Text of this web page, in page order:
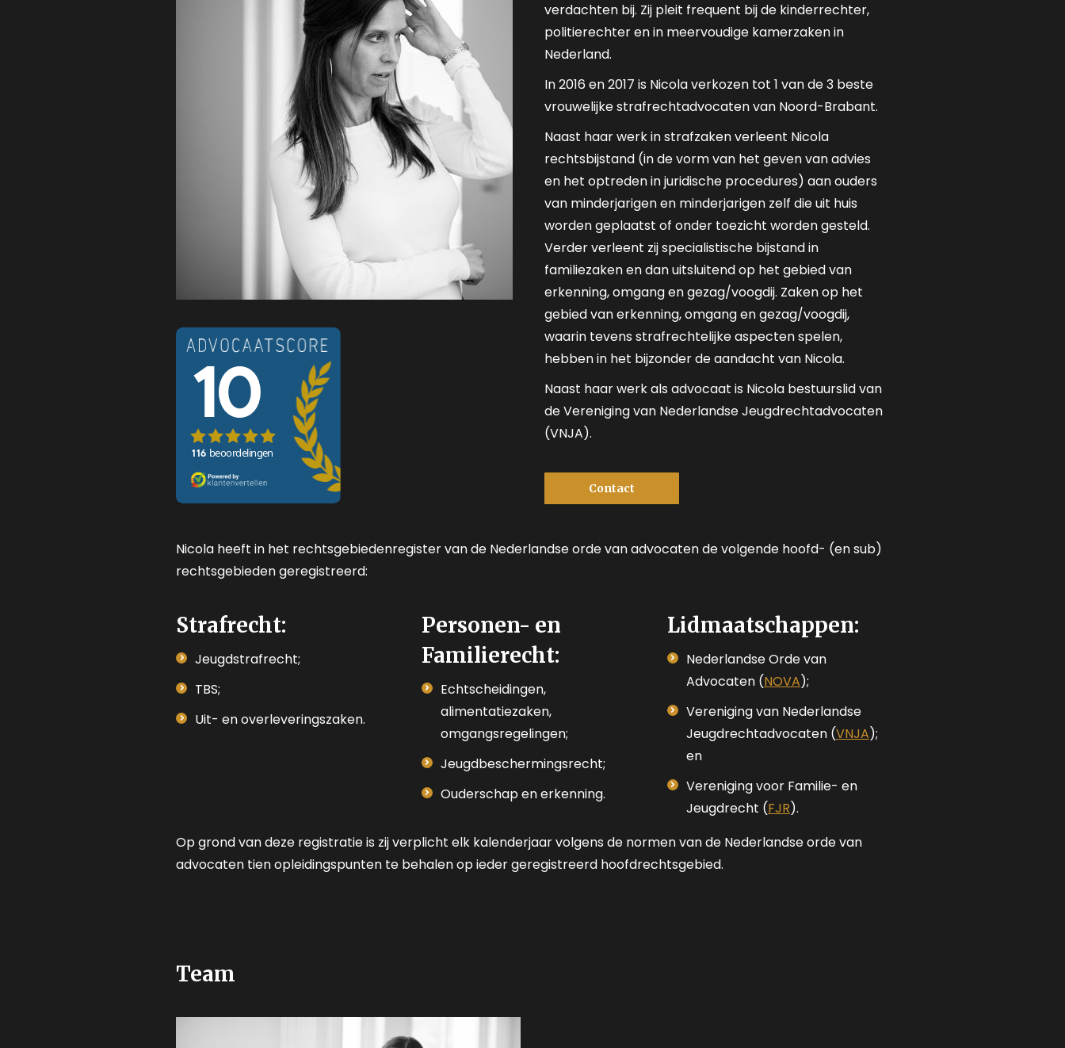
verdachten bij. Zij pleit frequent bij de kinderrechter,
politierechter en in meervoudige kamerzaken in
Nederland.
In 2016 en 2017 is Nicola verkozen tot 1 van de 3 beste
vrouwelijke strafrechtadvocaten van Noord-Brabant.
Naast haar werk in strafzaken verleent Nicola
rechtsbijstand (in de vorm van het geven van advies
en het optreden in juridische procedures) aan ouders
van minderjarigen en minderjarigen zelf die uit huis
worden geplaatst of onder toezicht worden gesteld.
Verder verleent zij specialistische bijstand in
familiezaken en dan uitsluitend op het gebied van
erkenning, omgang en gezag/voogdij. Zaken op het
gebied van erkenning, omgang en gezag/voogdij,
waarin tevens strafrechtelijke aspecten spelen,
hebben in het bijzonder de aandacht van Nicola.
Naast haar werk als advocaat is Nicola bestuurslid van
de Vereniging van Nederlandse Jeugdrechtadvocaten
(VNJA).
Contact
Nicola heeft in het rechtsgebiedenregister van de Nederlandse orde van advocaten de volgende hoofd- (en sub)
rechtsgebieden geregistreerd:
Strafrecht:
Jeugdstrafrecht;
TBS;
Uit- en overleveringszaken.
Personen- en
Familierecht:
Echtscheidingen,
alimentatiezaken,
omgangsregelingen;
Jeugdbeschermingsrecht;
Ouderschap en erkenning.
Lidmaatschappen:
Nederlandse Orde van
Advocaten (NOVA);
Vereniging van Nederlandse
Jeugdrechtadvocaten (VNJA);
en
Vereniging voor Familie- en
Jeugdrecht (FJR).
Op grond van deze registratie is zij verplicht elk kalenderjaar volgens de normen van de Nederlandse orde van
advocaten tien opleidingspunten te behalen op ieder geregistreerd hoofdrechtsgebied.
Team